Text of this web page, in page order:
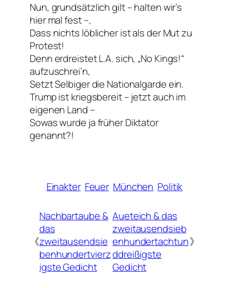
Nun, grundsätzlich gilt – halten wir’s
hier mal fest –,
Dass nichts löblicher ist als der Mut zu
Protest!
Denn erdreistet L.A. sich, „No Kings!“
aufzuschrei’n,
Setzt Selbiger die Nationalgarde ein.
Trump ist kriegsbereit – jetzt auch im
eigenen Land –
Sowas wurde ja früher Diktator
genannt?!
Einakter Feuer München Politik
《
Nachbartaube &
das
zweitausendsie
benhundertvierz
igste Gedicht
Aueteich & das
zweitausendsieb
enhundertachtun
ddreißigste
Gedicht
》